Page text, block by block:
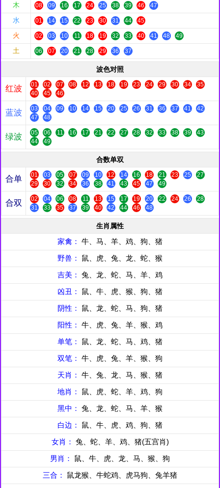
木 08 09 16 17 24 25 38 39 46 47
水 01 14 15 22 23 30 31 44 45
火 02 03 10 11 18 19 32 33 40 41 48 49
土 06 07 20 21 28 29 36 37
波色对照
红波 01 02 07 08 12 13 18 19 23 24 29 30 34
35
40
45 46
蓝波 03 04 09 10 14 15 20 25 26 31 36 37 41
42
47
48
绿波 05 06 11 16 17 21 22 27 28 32 33 38 39
43
44
49
合数单双
合单 01 03 05 07 09 10 12 14 16 18 21 23 25
27
29
30 32 34 36 38 41 43 45 47 49
合双 02 04 06 08 11 13 15 17 19 20 22 24 26
28
31
33 35 37 39 40 42 44 46 48
生肖属性
家禽： 牛、马、羊、鸡、狗、猪
野兽： 鼠、虎、兔、龙、蛇、猴
吉美： 兔、龙、蛇、马、羊、鸡
凶丑： 鼠、牛、虎、猴、狗、猪
阴性： 鼠、龙、蛇、马、狗、猪
阳性： 牛、虎、兔、羊、猴、鸡
单笔： 鼠、龙、蛇、马、鸡、猪
双笔： 牛、虎、兔、羊、猴、狗
天肖： 牛、兔、龙、马、猴、猪
地肖： 鼠、虎、蛇、羊、鸡、狗
黑中： 兔、龙、蛇、马、羊、猴
白边： 鼠、牛、虎、鸡、狗、猪
女肖： 兔、蛇、羊、鸡、猪(五宫肖)
男肖： 鼠、牛、虎、龙、马、猴、狗
三合： 鼠龙猴、牛蛇鸡、虎马狗、兔羊猪